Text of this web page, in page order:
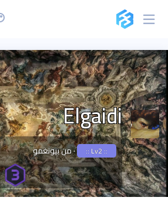
Elgaidi
:: Lv2 ::
·منبيونغمو